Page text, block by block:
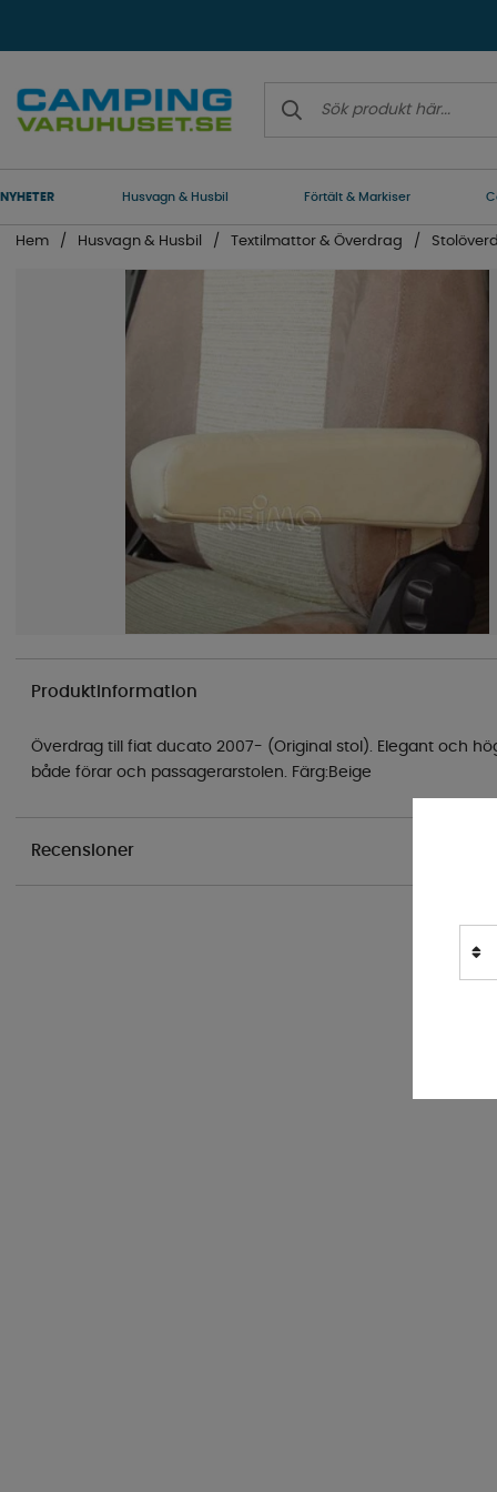
NYHETER Husvagn & Husbil Förtält & Markiser
Hem Husvagn & Husbil Textilmattor & Överdrag
Produktinformation
Överdrag till fiat ducato 2007- (Original stol). Elegant och
både förar och passagerarstolen. Färg:Beige
Recensioner